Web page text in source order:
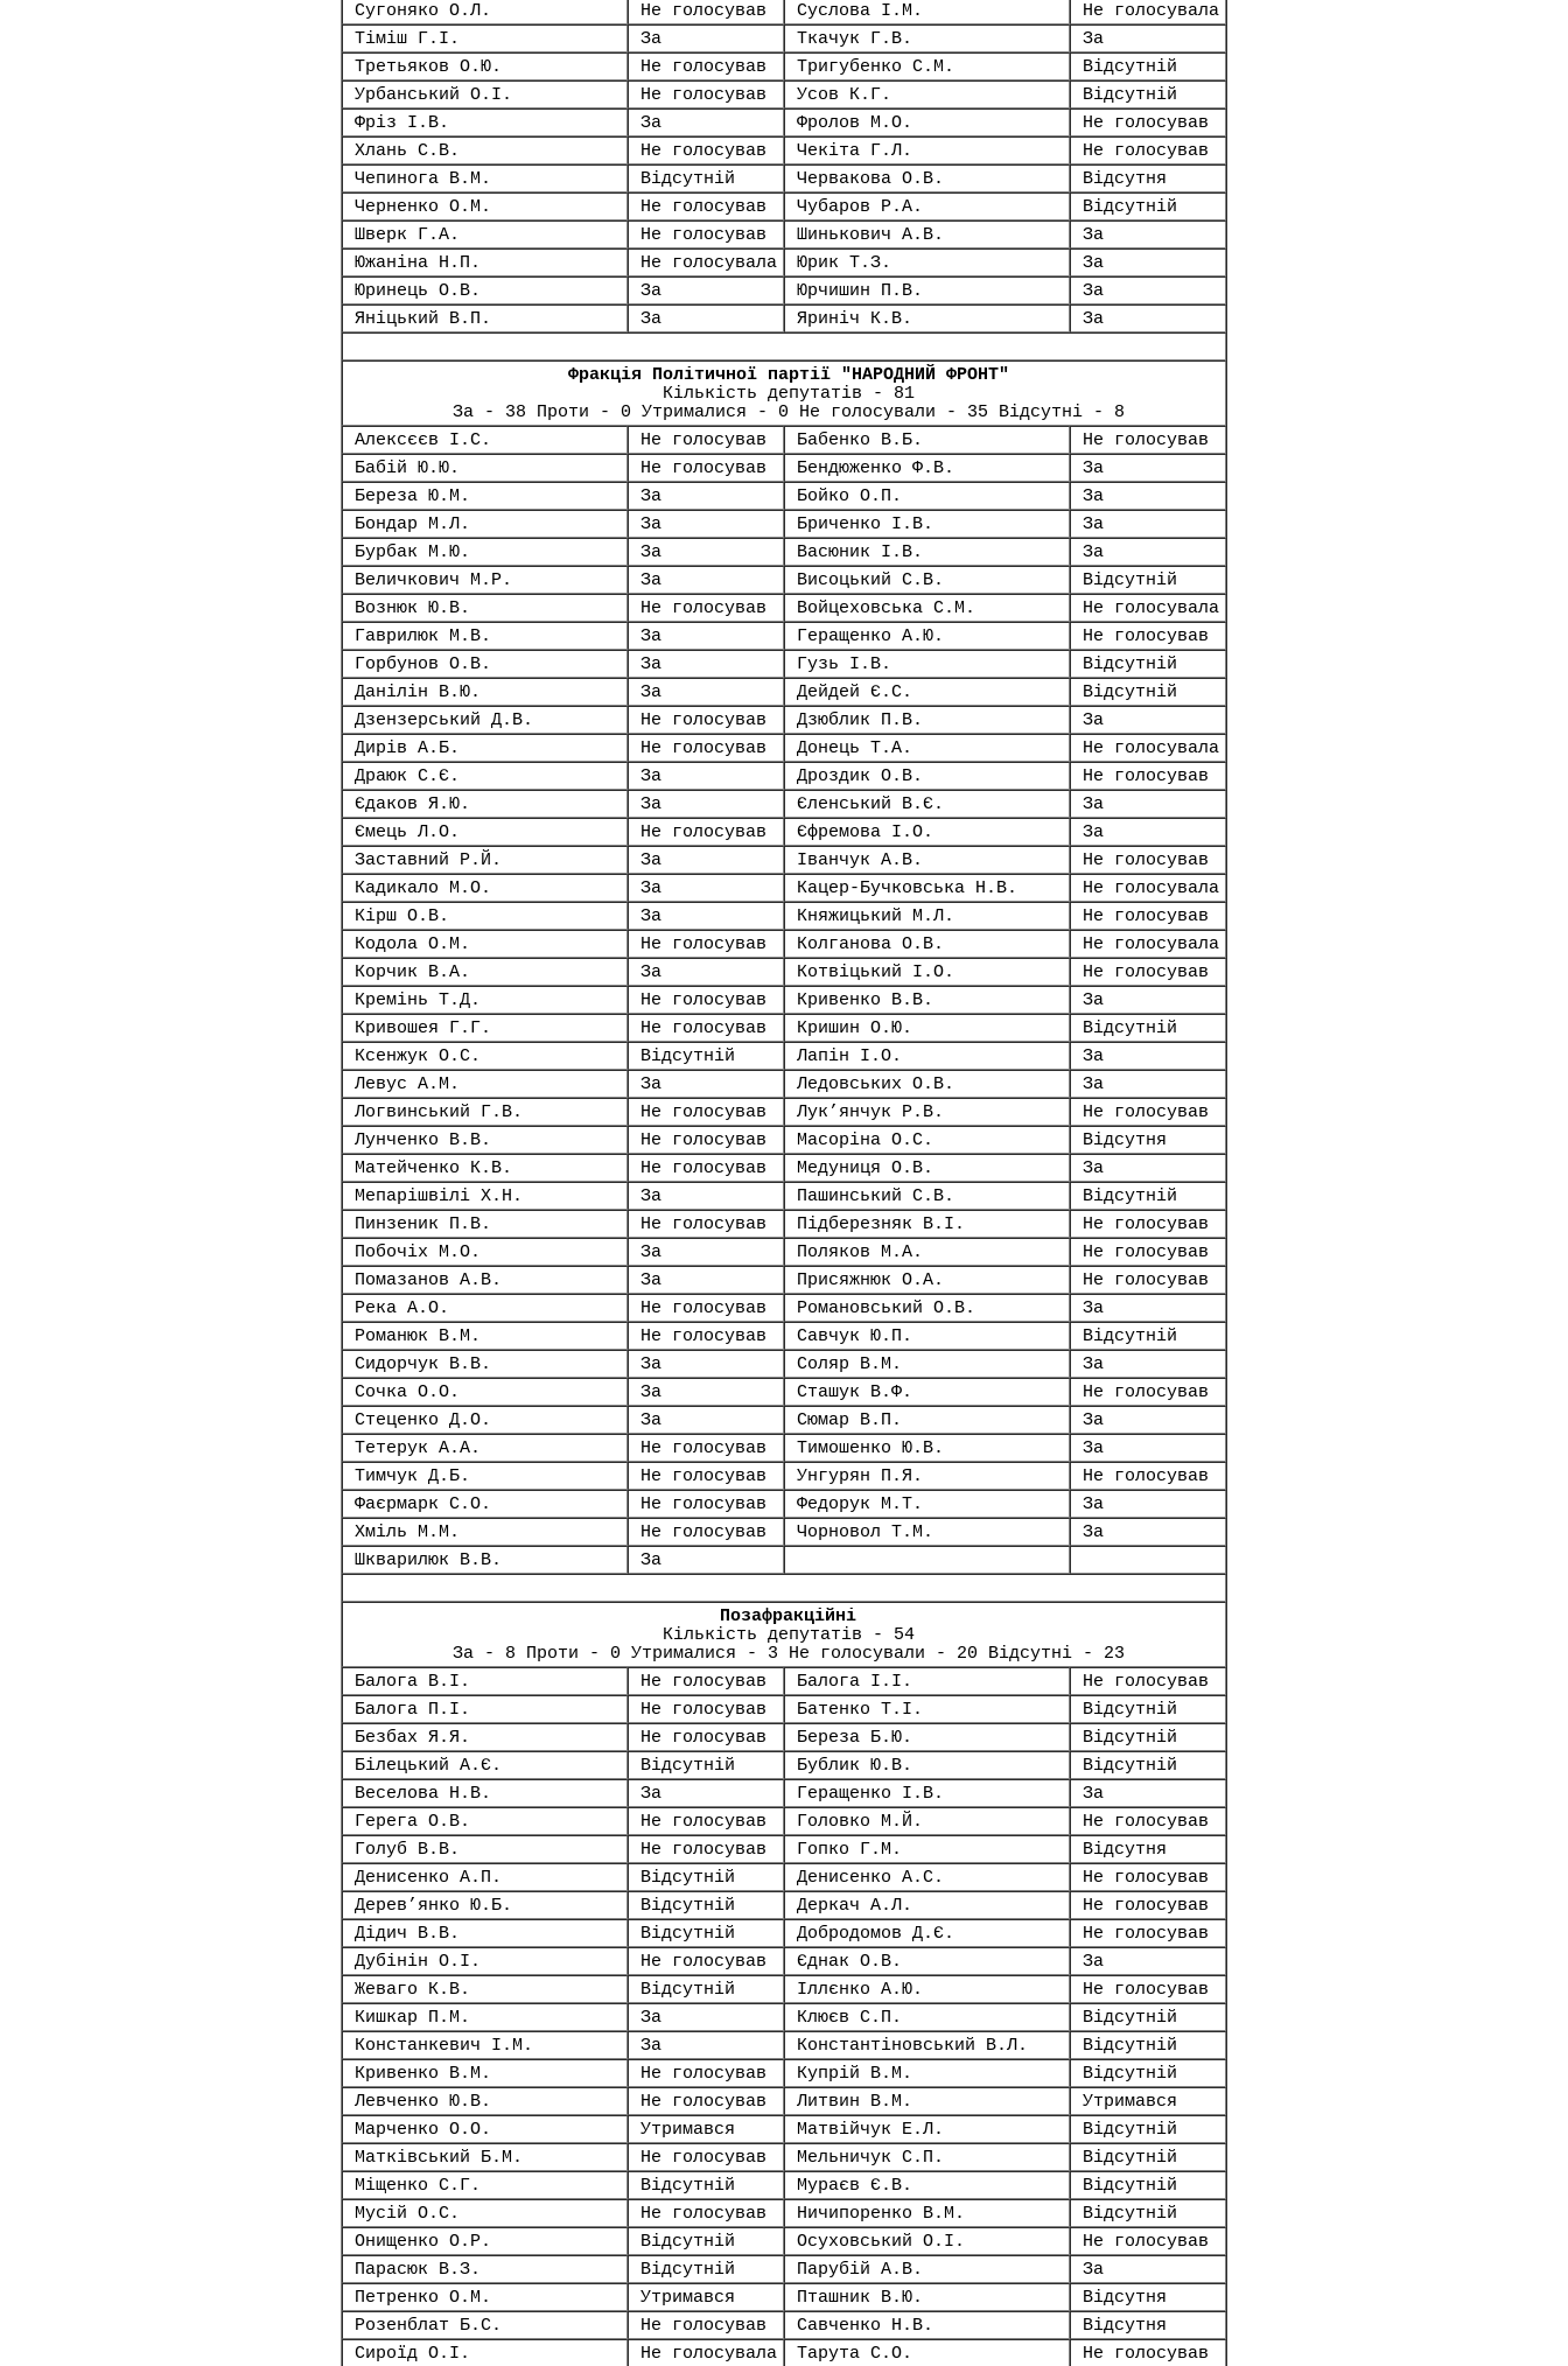
Сугоняко О.Л.
Не голосував Суслова І.М.
Не голосувала
Тіміш Г.І.
За Ткачук Г.В.
За
Третьяков О.Ю.
Не голосував Тригубенко С.М.
Відсутній
Урбанський О.І.
Не голосував Усов К.Г.
Відсутній
Фріз І.В.
За Фролов М.О.
Не голосував
Хлань С.В.
Не голосував Чекіта Г.Л.
Не голосував
Чепинога В.М.
Відсутній Червакова О.В.
Відсутня
Черненко О.М.
Не голосував Чубаров Р.А.
Відсутній
Шверк Г.А.
Не голосував Шинькович А.В.
За
Южаніна Н.П.
Не голосувала Юрик Т.З.
За
Юринець О.В.
За Юрчишин П.В.
За
Яніцький В.П.
За Яриніч К.В. За
Фракція Політичної партії "НАРОДНИЙ ФРОНТ"
Кількість депутатів - 81
За - 38 Проти - 0 Утрималися - 0 Не голосували - 35 Відсутні - 8
Алексєєв І.С.
Не голосував Бабенко В.Б.
Не голосував
Бабій Ю.Ю.
Не голосував Бендюженко Ф.В.
За
Береза Ю.М.
За Бойко О.П.
За
Бондар М.Л.
За Бриченко І.В.
За
Бурбак М.Ю.
За Васюник І.В.
За
Величкович М.Р.
За Висоцький С.В.
Відсутній
Вознюк Ю.В.
Не голосував Войцеховська С.М.
Не голосувала
Гаврилюк М.В.
За Геращенко А.Ю.
Не голосував
Горбунов О.В.
За Гузь І.В.
Відсутній
Данілін В.Ю.
За Дейдей Є.С.
Відсутній
Дзензерський Д.В.
Не голосував Дзюблик П.В.
За
Дирів А.Б.
Не голосував Донець Т.А.
Не голосувала
Драюк С.Є.
За Дроздик О.В.
Не голосував
Єдаков Я.Ю.
За Єленський В.Є.
За
Ємець Л.О.
Не голосував Єфремова І.О.
За
Заставний Р.Й.
За Іванчук А.В.
Не голосував
Кадикало М.О.
За Кацер-Бучковська Н.В.
Не голосувала
Кірш О.В.
За Княжицький М.Л.
Не голосував
Кодола О.М.
Не голосував Колганова О.В.
Не голосувала
Корчик В.А.
За Котвіцький І.О.
Не голосував
Кремінь Т.Д.
Не голосував Кривенко В.В.
За
Кривошея Г.Г.
Не голосував Кришин О.Ю.
Відсутній
Ксенжук О.С.
Відсутній Лапін І.О.
За
Левус А.М.
За Ледовських О.В.
За
Логвинський Г.В.
Не голосував Лук’янчук Р.В.
Не голосував
Лунченко В.В.
Не голосував Масоріна О.С.
Відсутня
Матейченко К.В.
Не голосував Медуниця О.В.
За
Мепарішвілі Х.Н.
За Пашинський С.В.
Відсутній
Пинзеник П.В.
Не голосував Підберезняк В.І.
Не голосував
Побочіх М.О.
За Поляков М.А.
Не голосував
Помазанов А.В.
За Присяжнюк О.А.
Не голосував
Река А.О.
Не голосував Романовський О.В.
За
Романюк В.М.
Не голосував Савчук Ю.П.
Відсутній
Сидорчук В.В.
За Соляр В.М.
За
Сочка О.О.
За Сташук В.Ф.
Не голосував
Стеценко Д.О.
За Сюмар В.П.
За
Тетерук А.А.
Не голосував Тимошенко Ю.В.
За
Тимчук Д.Б.
Не голосував Унгурян П.Я.
Не голосував
Фаєрмарк С.О.
Не голосував Федорук М.Т.
За
Хміль М.М.
Не голосував Чорновол Т.М.
За
Шкварилюк В.В.
За
Позафракційні
Кількість депутатів - 54
За - 8 Проти - 0 Утрималися - 3 Не голосували - 20 Відсутні - 23
Балога В.І.
Не голосував Балога І.І.
Не голосував
Балога П.І.
Не голосував Батенко Т.І.
Відсутній
Безбах Я.Я.
Не голосував Береза Б.Ю.
Відсутній
Білецький А.Є.
Відсутній Бублик Ю.В.
Відсутній
Веселова Н.В.
За Геращенко І.В.
За
Герега О.В.
Не голосував Головко М.Й.
Не голосував
Голуб В.В.
Не голосував Гопко Г.М.
Відсутня
Денисенко А.П.
Відсутній Денисенко А.С.
Не голосував
Дерев’янко Ю.Б.
Відсутній Деркач А.Л.
Не голосував
Дідич В.В.
Відсутній Добродомов Д.Є.
Не голосував
Дубінін О.І.
Не голосував Єднак О.В.
За
Жеваго К.В.
Відсутній Іллєнко А.Ю.
Не голосував
Кишкар П.М.
За Клюєв С.П.
Відсутній
Констанкевич І.М.
За Константіновський В.Л.
Відсутній
Кривенко В.М.
Не голосував Купрій В.М.
Відсутній
Левченко Ю.В.
Не голосував Литвин В.М.
Утримався
Марченко О.О.
Утримався Матвійчук Е.Л.
Відсутній
Матківський Б.М.
Не голосував Мельничук С.П.
Відсутній
Міщенко С.Г.
Відсутній Мураєв Є.В.
Відсутній
Мусій О.С.
Не голосував Ничипоренко В.М.
Відсутній
Онищенко О.Р.
Відсутній Осуховський О.І.
Не голосував
Парасюк В.З.
Відсутній Парубій А.В.
За
Петренко О.М.
Утримався Пташник В.Ю.
Відсутня
Розенблат Б.С.
Не голосував Савченко Н.В.
Відсутня
Сироїд О.І.
Не голосувала Тарута С.О. Не голосував